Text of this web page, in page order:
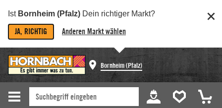
Ist Bornheim (Pfalz) Dein richtiger Markt?
JA, RICHTIG Anderen Markt wählen
Bornheim (Pfalz)